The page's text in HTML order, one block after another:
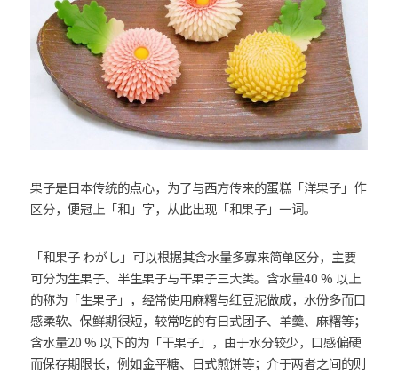
果子是日本传统的点心，为了与西方传来的蛋糕「洋果子」作
区分，便冠上「和」字，从此出现「和果子」一词。
「和果子 わがし」可以根据其含水量多寡来简单区分，主要
可分为生果子、半生果子与干果子三大类。含水量40 % 以上
的称为「生果子」，经常使用麻糬与红豆泥做成，水份多而口
感柔软、保鲜期很短，较常吃的有日式团子、羊羹、麻糬等；
含水量20 % 以下的为「干果子」，由于水分较少，口感偏硬
而保存期限长，例如金平糖、日式煎饼等；介于两者之间的则